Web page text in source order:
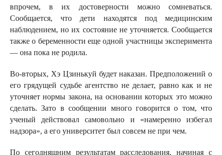
впрочем, в их достоверности можно сомневаться.
Сообщается, что дети находятся под медицинским
наблюдением, но их состояние не уточняется. Сообщается
также о беременности еще одной участницы эксперимента
— она пока не родила.
Во-вторых, Хэ Цзинькуй будет наказан. Предположений о
его грядущей судьбе агентство не делает, равно как и не
уточняет нормы закона, на основании которых это можно
сделать. Зато в сообщении много говорится о том, что
ученый действовал самовольно и «намеренно избегал
надзора», а его университет был совсем не при чем.
По сегодняшним результатам расследования, начиная с